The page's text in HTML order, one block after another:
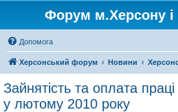
Форум м.Херсону
Допомога
Херсонський форум Новини
Зайнятість та оплата праці
у лютому 2010 року